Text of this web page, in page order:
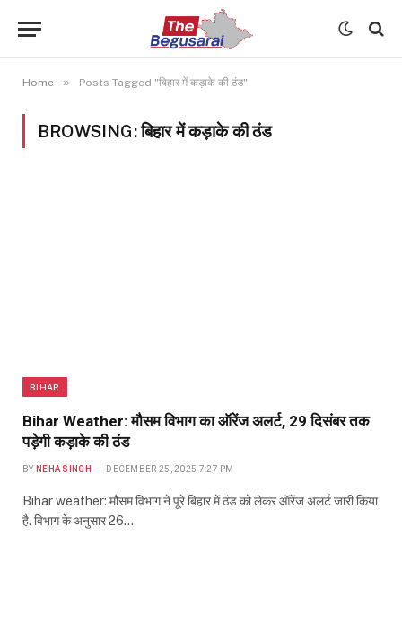
Home » Posts Tagged "बिहार में कड़ाके की ठंड"
BROWSING:बिहार में कड़ाके की ठंड
BIHAR
Bihar Weather: मौसम विभाग का ऑरेंज अलर्ट, 29 दिसंबर तक
पड़ेगी कड़ाके की ठंड
BY NEHA SINGH DECEMBER 25, 2025 7:27 PM
Bihar weather: मौसम विभाग ने पूरे बिहार में ठंड को लेकर ऑरेंज अलर्ट जारी किया
है. विभाग के अनुसार 26…